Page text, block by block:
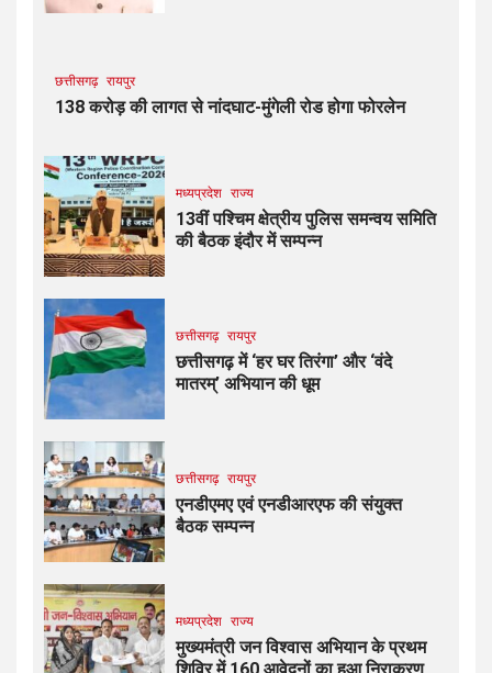
छत्तीसगढ़ रायपुर
138 करोड़ की लागत से नांदघाट-मुंगेली रोड होगा फोरलेन
मध्यप्रदेश राज्य
13वीं पश्चिम क्षेत्रीय पुलिस समन्वय समिति
की बैठक इंदौर में सम्पन्न
छत्तीसगढ़ रायपुर
छत्तीसगढ़ में ‘हर घर तिरंगा’ और ‘वंदे
मातरम्’ अभियान की धूम
छत्तीसगढ़ रायपुर
एनडीएमए एवं एनडीआरएफ की संयुक्त
बैठक सम्पन्न
मध्यप्रदेश राज्य
मुख्यमंत्री जन विश्वास अभियान के प्रथम